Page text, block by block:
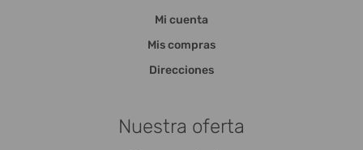
Mi cuenta
Mis compras
Direcciones
Nuestra oferta